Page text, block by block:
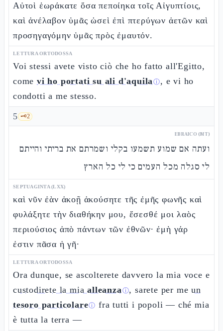
Αὐτοὶ ἑωράκατε ὅσα πεποίηκα τοῖς Αἰγυπτίοις,
καὶ ἀνέλαβον ὑμᾶς ὡσεὶ ἐπὶ πτερύγων ἀετῶν καὶ
προσηγαγόμην ὑμᾶς πρὸς ἐμαυτόν.
LETTURA ORTODOSSA
Voi stessi avete visto ciò che ho fatto all'Egitto,
come vi ho portati su ali d'aquilaⓘ, e vi ho
condotti a me stesso.
5 🗝️2
EBRAICO (MT)
ועתה אם שמוע תשמעו בקלי ושמרתם את בריתי והייתם
לי סגלה מכל העמים כי לי כל הארץ
SEPTUAGINTA (LXX)
καὶ νῦν ἐὰν ἀκοῇ ἀκούσητε τῆς ἐμῆς φωνῆς καὶ
φυλάξητε τὴν διαθήκην μου, ἔσεσθέ μοι λαὸς
περιούσιος ἀπὸ πάντων τῶν ἐθνῶν· ἐμὴ γάρ
ἐστιν πᾶσα ἡ γῆ·
LETTURA ORTODOSSA
Ora dunque, se ascolterete davvero la mia voce e
custodirete la miaalleanzaⓘ, sarete per meun
tesoro particolareⓘ fra tutti i popoli — ché mia
è tutta la terra —